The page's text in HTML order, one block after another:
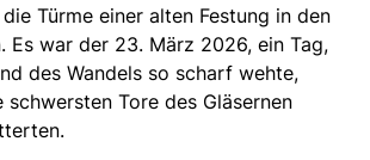
Türme einer alten Festung in den
Es war der 23. März 2026, ein Tag,
des Wandels so scharf wehte,
schwersten Tore des Gläsernen